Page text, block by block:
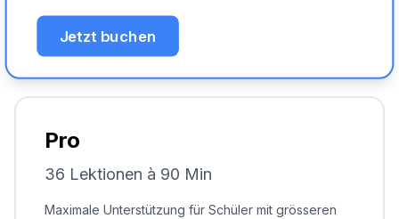
Jetzt buchen
Pro
36 Lektionen à 90 Min
Maximale Unterstützung für Schüler mit grösseren